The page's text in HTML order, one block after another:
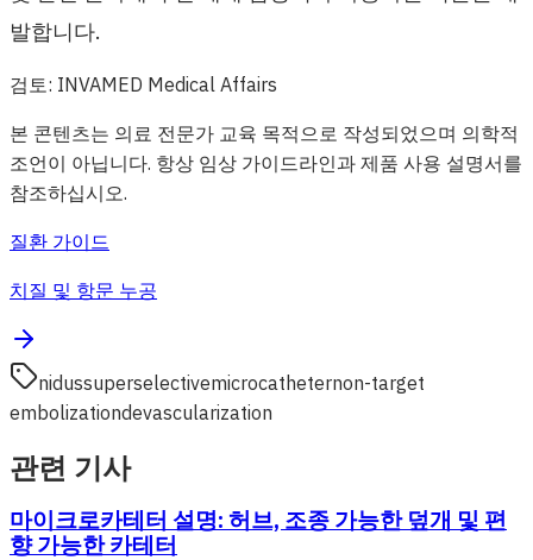
발합니다.
검토: INVAMED Medical Affairs
본 콘텐츠는 의료 전문가 교육 목적으로 작성되었으며 의학적
조언이 아닙니다. 항상 임상 가이드라인과 제품 사용 설명서를
참조하십시오.
질환 가이드
치질 및 항문 누공
nidussuperselectivemicrocatheternon-target
embolizationdevascularization
관련 기사
마이크로카테터 설명: 허브, 조종 가능한 덮개 및 편
향 가능한 카테터